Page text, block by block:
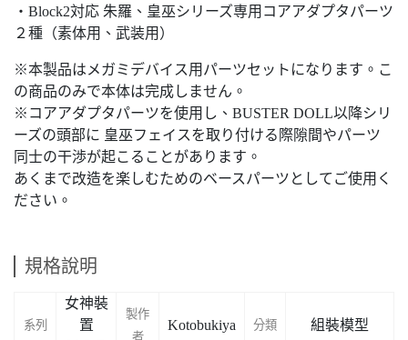
・Block2対応 朱羅、皇巫シリーズ専用コアアダプタパーツ
２種（素体用、武装用）
※本製品はメガミデバイス用パーツセットになります。こ
の商品のみで本体は完成しません。
※コアアダプタパーツを使用し、BUSTER DOLL以降シリ
ーズの頭部に 皇巫フェイスを取り付ける際隙間やパーツ
同士の干渉が起こることがあります。
あくまで改造を楽しむためのベースパーツとしてご使用く
ださい。
規格說明
系列
女神裝
置
製作
者
Kotobukiya 分類 組裝模型